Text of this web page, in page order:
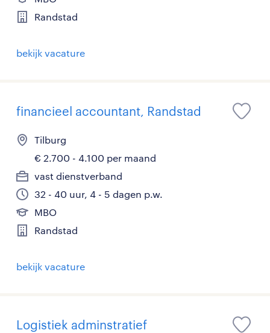
Randstad
bekijk vacature
financieel accountant, Randstad
Tilburg
€ 2.700 - 4.100 per maand
vast dienstverband
32 - 40 uur, 4 - 5 dagen p.w.
MBO
Randstad
bekijk vacature
Logistiek adminstratief